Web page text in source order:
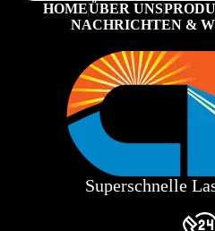
HOMEÜBER UNS
NACHRICHTEN &
Superschnelle